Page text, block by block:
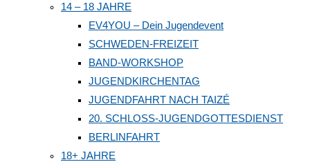
14 – 18 JAHRE
EV4YOU – Dein Jugendevent
SCHWEDEN-FREIZEIT
BAND-WORKSHOP
JUGENDKIRCHENTAG
JUGENDFAHRT NACH TAIZÉ
20. SCHLOSS-JUGENDGOTTESDIENST
BERLINFAHRT
18+ JAHRE